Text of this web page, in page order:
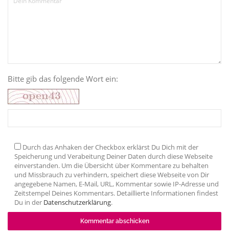
Bitte gib das folgende Wort ein:
Durch das Anhaken der Checkbox erklärst Du Dich mit der
Speicherung und Verabeitung Deiner Daten durch diese Webseite
einverstanden. Um die Übersicht über Kommentare zu behalten
und Missbrauch zu verhindern, speichert diese Webseite von Dir
angegebene Namen, E-Mail, URL, Kommentar sowie IP-Adresse und
Zeitstempel Deines Kommentars. Detaillierte Informationen findest
Du in der Datenschutzerklärung.